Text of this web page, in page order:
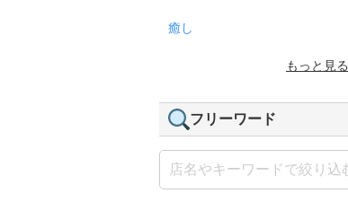
癒し
もっと見る
フリーワード